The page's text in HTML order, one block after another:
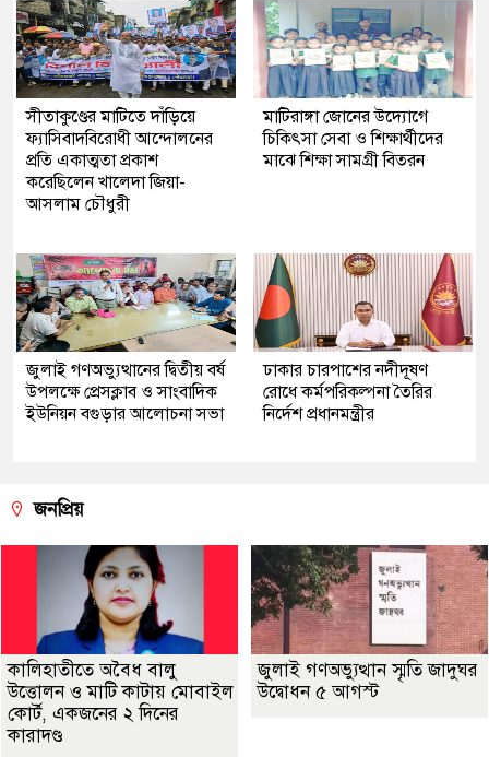
সীতাকুণ্ডের মাটিতে দাঁড়িয়ে
ফ্যাসিবাদবিরোধী আন্দোলনের
প্রতি একাত্মতা প্রকাশ
করেছিলেন খালেদা জিয়া-
আসলাম চৌধুরী
মাটিরাঙ্গা জোনের উদ্যোগে
চিকিৎসা সেবা ও শিক্ষার্থীদের
মাঝে শিক্ষা সামগ্রী বিতরন
জুলাই গণঅভ্যুত্থানের দ্বিতীয় বর্ষ
উপলক্ষে প্রেসক্লাব ও সাংবাদিক
ইউনিয়ন বগুড়ার আলোচনা সভা
ঢাকার চারপাশের নদীদূষণ
রোধে কর্মপরিকল্পনা তৈরির
নির্দেশ প্রধানমন্ত্রীর
জনপ্রিয়
কালিহাতীতে অবৈধ বালু
উত্তোলন ও মাটি কাটায় মোবাইল
কোর্ট, একজনের ২ দিনের
কারাদণ্ড
জুলাই গণঅভ্যুত্থান স্মৃতি জাদুঘর
উদ্বোধন ৫ আগস্ট